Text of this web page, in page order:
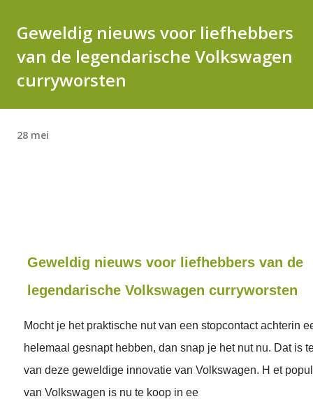
Geweldig nieuws voor liefhebbers
van de legendarische Volkswagen
curryworsten
28 mei
Geweldig nieuws voor liefhebbers van de
legendarische Volkswagen curryworsten
Mocht je het praktische nut van een stopcontact achterin
helemaal gesnapt hebben, dan snap je het nut nu. Dat is
van deze geweldige innovatie van Volkswagen. H et
van Volkswagen is nu te koop in ee